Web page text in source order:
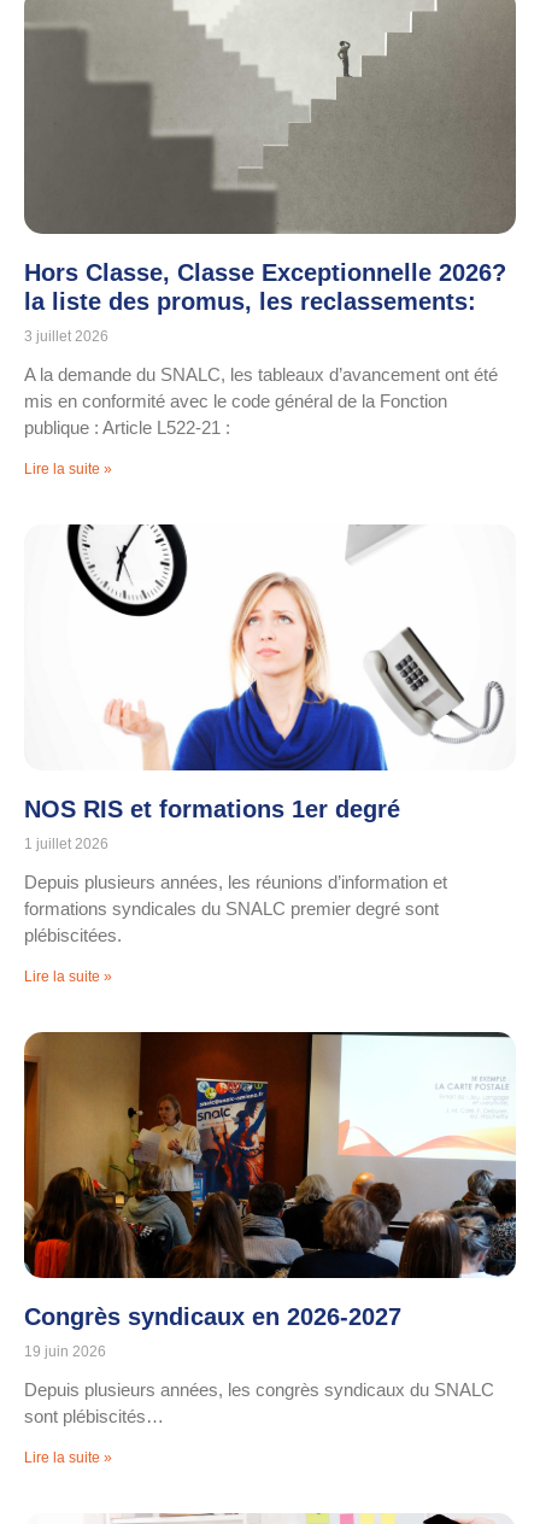
Hors Classe, Classe Exceptionnelle 2026?
la liste des promus, les reclassements:
3 juillet 2026
A la demande du SNALC, les tableaux d’avancement ont été
mis en conformité avec le code général de la Fonction
publique : Article L522-21 :
Lire la suite »
NOS RIS et formations 1er degré
1 juillet 2026
Depuis plusieurs années, les réunions d’information et
formations syndicales du SNALC premier degré sont
plébiscitées.
Lire la suite »
Congrès syndicaux en 2026-2027
19 juin 2026
Depuis plusieurs années, les congrès syndicaux du SNALC
sont plébiscités…
Lire la suite »